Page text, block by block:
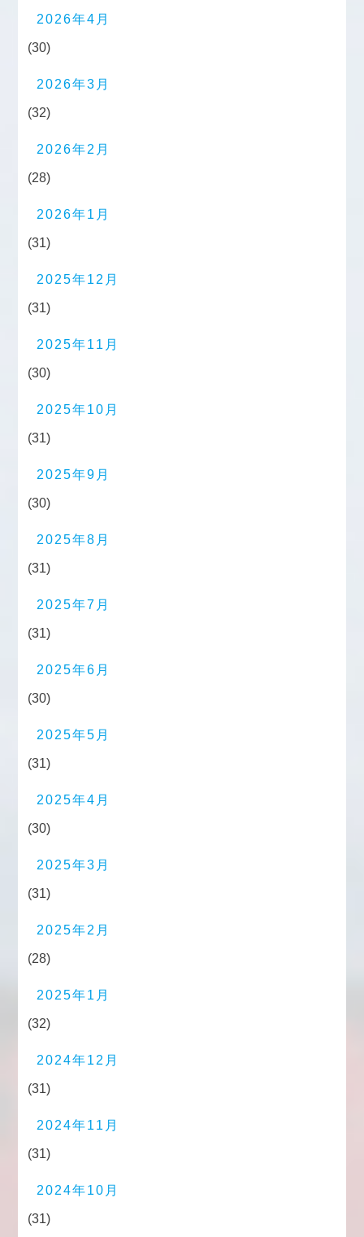
2026年4月
(30)
2026年3月
(32)
2026年2月
(28)
2026年1月
(31)
2025年12月
(31)
2025年11月
(30)
2025年10月
(31)
2025年9月
(30)
2025年8月
(31)
2025年7月
(31)
2025年6月
(30)
2025年5月
(31)
2025年4月
(30)
2025年3月
(31)
2025年2月
(28)
2025年1月
(32)
2024年12月
(31)
2024年11月
(31)
2024年10月
(31)